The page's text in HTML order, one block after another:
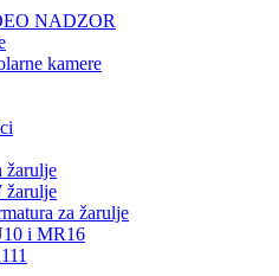
NADZOR
kamere
žarulje
žarulje
za žarulje
i MR16